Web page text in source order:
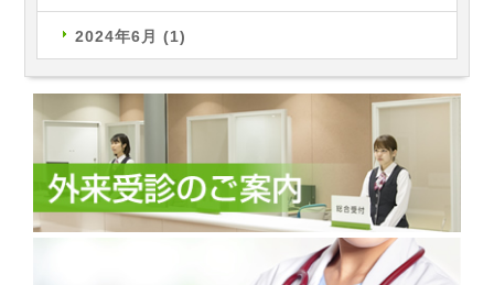
2024年6月 (1)